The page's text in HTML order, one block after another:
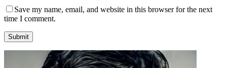
Save my name, email, and website in this browser for the next
time I comment.